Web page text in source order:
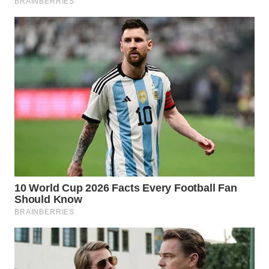
PRIANGAN
TIMUR
WN
SEMARANG
WN
SOLO
BOROBUDUR
WN
MADURA
WN